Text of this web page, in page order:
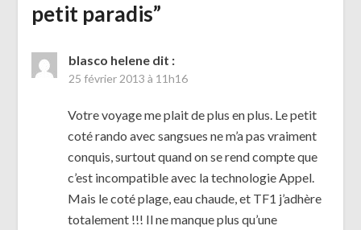
petit paradis”
blasco helene dit :
25 février 2013 à 11h16
Votre voyage me plait de plus en plus. Le petit
coté rando avec sangsues ne m’a pas vraiment
conquis, surtout quand on se rend compte que
c’est incompatible avec la technologie Appel.
Mais le coté plage, eau chaude, et TF1 j’adhère
totalement !!! Il ne manque plus qu’une